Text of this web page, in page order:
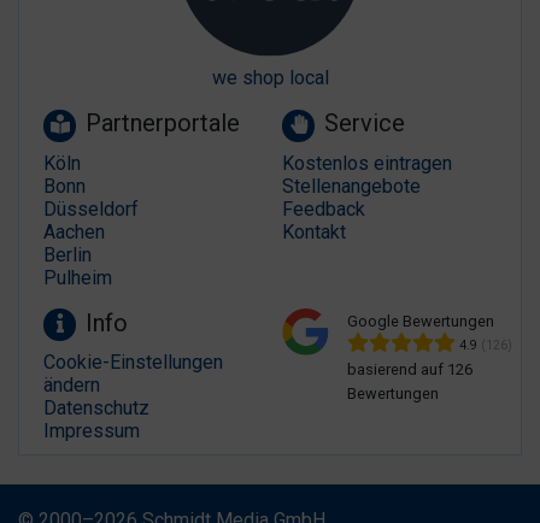
we shop local
Partnerportale
Köln
Bonn
Düsseldorf
Aachen
Berlin
Pulheim
Service
Kostenlos eintragen
Stellenangebote
Feedback
Kontakt
Info
Cookie-Einstellungen
ändern
Datenschutz
Impressum
Google Bewertungen
4.9 (126)
basierend auf 126
Bewertungen